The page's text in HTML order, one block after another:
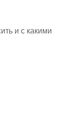
и с какими